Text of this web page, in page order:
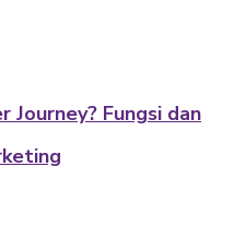
Journey? Fungsi dan